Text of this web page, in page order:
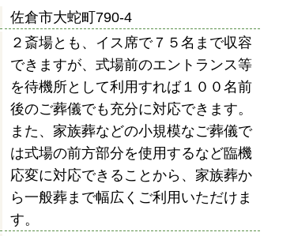
佐倉市大蛇町790-4
２斎場とも、イス席で７５名まで収容
できますが、式場前のエントランス等
を待機所として利用すれば１００名前
後のご葬儀でも充分に対応できます。
また、家族葬などの小規模なご葬儀で
は式場の前方部分を使用するなど臨機
応変に対応できることから、家族葬か
ら一般葬まで幅広くご利用いただけま
す。